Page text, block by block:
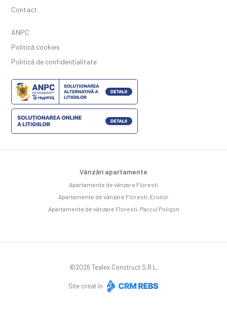
Contact
ANPC
Politică cookies
Politică de confidențialitate
Vânzări apartamente
Apartamente de vânzare Floresti
Apartamente de vânzare Floresti, Eroilor
Apartamente de vânzare Floresti, Parcul Poligon
©2026 Tealex Construct S.R.L.
Site creat în